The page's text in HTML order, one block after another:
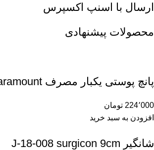
ارسال با اسنپ اکسپرس
محصولات پیشنهادی
پانچ پوستی یکبار مصرف 5m 5-PUNCH Paramount
224٬000 تومان
افزودن به سبد خرید
شانگیر J-18-008 surgicon 9cm